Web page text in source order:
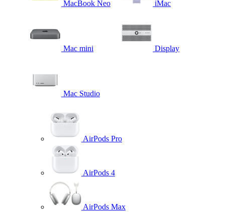
MacBook Neo iMac
Mac mini Display
Mac Studio
AirPods Pro
AirPods 4
AirPods Max